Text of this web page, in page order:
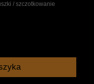
/ szczotkowanie